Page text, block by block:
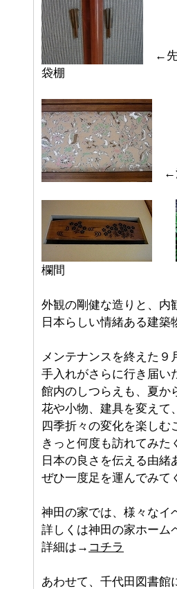
←先
袋棚
←
欄間
外観の剛健な造りと、内
日本らしい情緒ある建
メンテナンスを終えた９
手入れがさらに行き届い
館内のしつらえも、夏か
花や小物、建具を変えて
四季折々の変化を楽しむ
きっと何度も訪れてみた
日本の良さを伝える由緒
ぜひ一度足を運んでみて
神田の家では、様々なイ
詳しくは神田の家ホーム
詳細は→ コチラ
あわせて、千代田図書館